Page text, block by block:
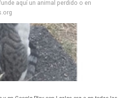
aquí un animal perdido o en